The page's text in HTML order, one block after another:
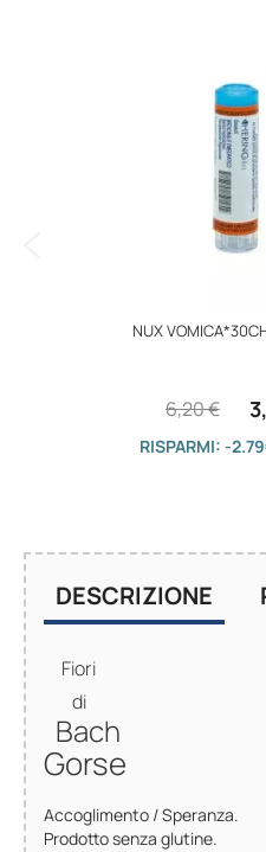
NUX
6,20 €
RISPARMI: -
DESCRIZIONE
Fiori
di
Bach
Gorse
Accoglimento / Speranza.
Prodotto senza glutine.